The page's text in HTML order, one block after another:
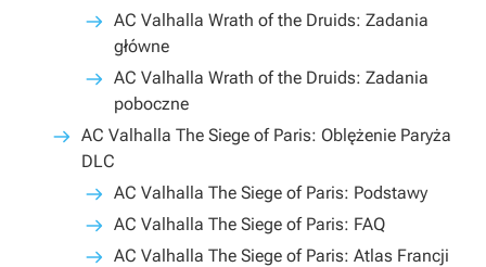
AC Valhalla Wrath of the Druids: Zadania
główne
AC Valhalla Wrath of the Druids: Zadania
poboczne
AC Valhalla The Siege of Paris: Oblężenie Paryża
DLC
AC Valhalla The Siege of Paris: Podstawy
AC Valhalla The Siege of Paris: FAQ
AC Valhalla The Siege of Paris: Atlas Francji